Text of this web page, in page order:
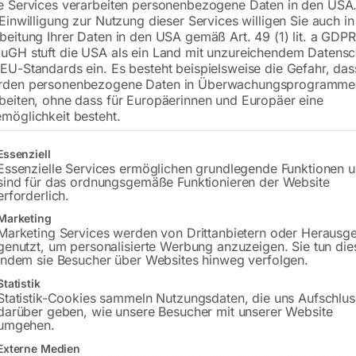
Anschluss 220V / 200W
inklusive 9 Spannzangen
€1.020,00 €1.356,00
Versandkosten Standard (Österreich):
Bitte beachten Sie: Die Versandkosten
In den
Sie haben
Gerne
Services verarbeiten personenbezogene Daten in den
zur Nutzung dieser Services willigen Sie auch
Ihrer Daten in den USA gemäß Art. 49 (1) lit. a
stuft die USA als ein Land mit unzureichendem
Standards ein. Es besteht beispielsweise die Gefahr,
personenbezogene Daten in
ohne dass für Europäerinnen und Europäer eine
besteht.
eine Liste der Service-Gruppen, für die eine Einwilligung erteilt
Services ermöglichen grundlegende Funktionen
für das ordnungsgemäße Funktionieren der Website
Services werden von Drittanbietern oder
um personalisierte Werbung anzuzeigen. Sie tun
sie Besucher über Websites hinweg verfolgen.
Cookies sammeln Nutzungsdaten, die uns
geben, wie unsere Besucher mit unserer Website
Medien